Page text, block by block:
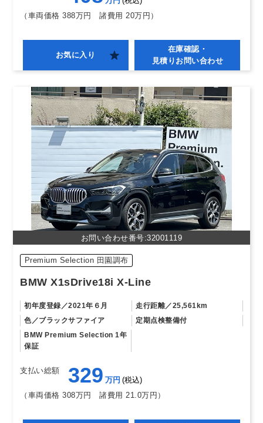
（車両価格 388万円
諸費用 20万円）
お気に入り
在庫確認・
見積りお問い合わせ
お問い合わせ番号:32001119
Premium Selection 田園調布
BMW X1sDrive18i X-Line
初年度登録 2021年６月 走行距離
25,561km
色
ブラックサファイア
定期点検整備付
BMW Premium Selection 1年
保証
支払い総額 329 万円
税込
（車両価格 308万円
諸費用 21.0万円）